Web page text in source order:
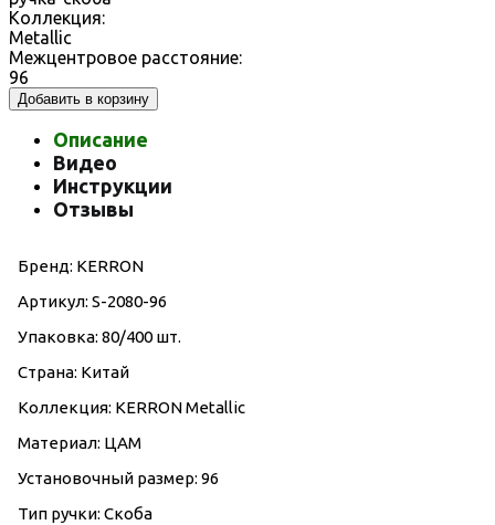
Коллекция:
Metallic
Межцентровое расстояние:
96
Добавить в корзину
Описание
Видео
Инструкции
Отзывы
Бренд: KERRON
Артикул: S-2080-96
Упаковка: 80/400 шт.
Страна: Китай
Коллекция: KERRON Metallic
Материал: ЦАМ
Установочный размер: 96
Тип ручки: Скоба